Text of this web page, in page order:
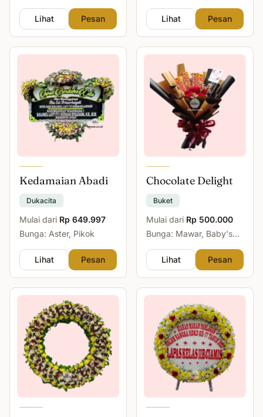
Lihat Pesan Lihat Pesan
Kedamaian Abadi
Dukacita
Mulai dari Rp 649.997
Bunga: Aster, Pikok
Lihat Pesan
Chocolate Delight
Buket
Mulai dari Rp 500.000
Bunga: Mawar, Baby's
Lihat
Pesan